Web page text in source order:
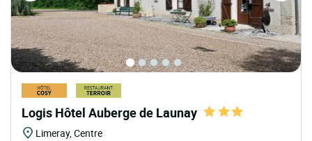
Logis Hôtel Auberge de Launay
Limeray, Centre